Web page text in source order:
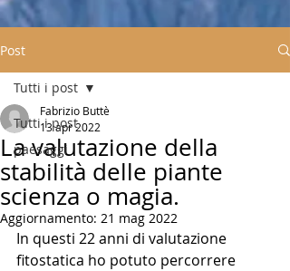
Post
Tutti i post
paesaggi
Tutti i post
La valutazione della
stabilità delle piante
scienza o magia.
Fabrizio Buttè
13 apr 2022
Aggiornamento: 21 mag 2022
In questi 22 anni di valutazione
fitostatica ho potuto percorrere